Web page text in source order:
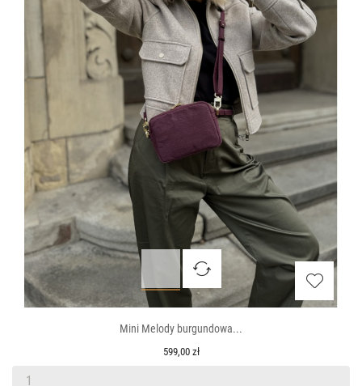
Mini Melody burgundowa...
599,00 zł